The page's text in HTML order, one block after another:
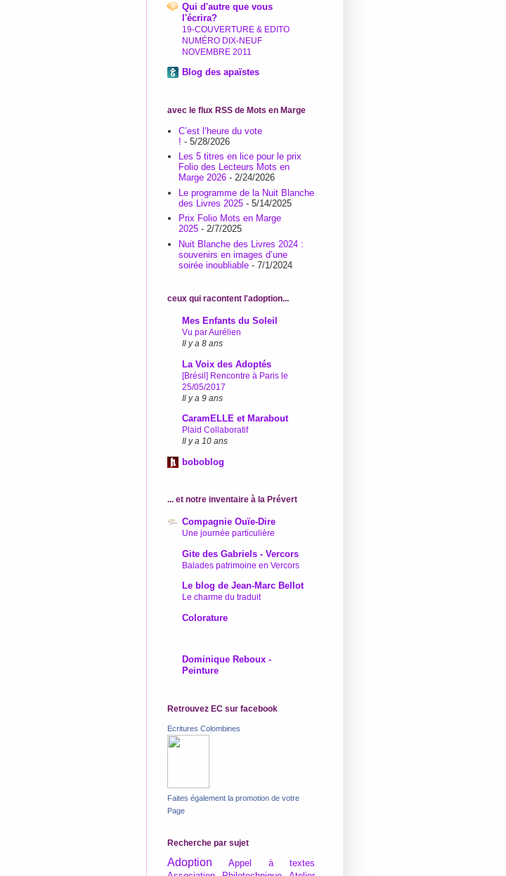
Qui d'autre que vous
l'écrira?
19-COUVERTURE & EDITO
NUMÉRO DIX-NEUF
NOVEMBRE 2011
Blog des apaïstes
avec le flux RSS de Mots en Marge
C’est l’heure du vote
! - 5/28/2026
Les 5 titres en lice pour le prix
Folio des Lecteurs Mots en
Marge 2026 - 2/24/2026
Le programme de la Nuit Blanche
des Livres 2025 - 5/14/2025
Prix Folio Mots en Marge
2025 - 2/7/2025
Nuit Blanche des Livres 2024 :
souvenirs en images d’une
soirée inoubliable - 7/1/2024
ceux qui racontent l'adoption...
Mes Enfants du Soleil
Vu par Aurélien
Il y a 8 ans
La Voix des Adoptés
[Brésil] Rencontre à Paris le
25/05/2017
Il y a 9 ans
CaramELLE et Marabout
Plaid Collaboratif
Il y a 10 ans
boboblog
... et notre inventaire à la Prévert
Compagnie Ouïe-Dire
Une journée particulière
Gite des Gabriels - Vercors
Balades patrimoine en Vercors
Le blog de Jean-Marc Bellot
Le charme du traduit
Colorature
Dominique Reboux -
Peinture
Retrouvez EC sur facebook
Ecritures Colombines
Faites également la promotion de votre
Page
Recherche par sujet
Adoption
Appel à textes